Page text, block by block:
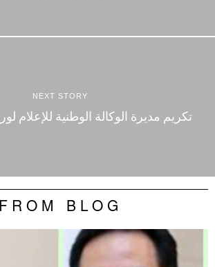
NEXT STORY
تكريم مديرة الوكالة الوطنية للإعلام
BLOG